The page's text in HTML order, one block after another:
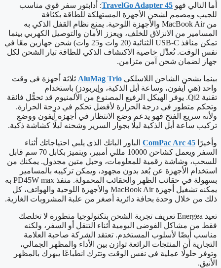
أما التالي فهو TravelGo Adapter 45: أدابتور سفر قوي مناسب
للجيب ومصمم لشحن الأجهزة المستهلكة للطاقة بكثافة
من MacBook Air والأجهزة اللوحية. يمنع نظام القفل الذكي به
المسامير من الانزلاق للخلف، ويعزز الأمان والتوصيل الكهربي بينما
تمكن منافذ USB-C الثنائية (20 وات و25 وات) شحن جهازين معًا في
نفس الوقت. تُعدِّل خاصية الاكتشاف الذكي للطاقة تيار الشحن لكل
جهاز لضمان شحن آمن متزامن.
بينما يشحن الشاحن اللاسلكي AluMag Trio ثلاثة أجهزة في وقت
واحد (هي آيفون، وساعة أبل الذكية، وإيربودز) باستخدام
تقنية Qi2. يوفر الهيكل الرفيع المصنوع من الألمنيوم قد تحمُّل فائقة
وتحكم متطور في درجة الحرارة لأفضل تحكم في درجة الحرارة.
ولأنه سريع الفتح فهو يدعم وضع الانتظار في أجهزة آيفون ووضع
تركيب ساعة أبل الذكية ليلًا بجوار السرير وشحنه ليلًا كشاشة ذكية.
وأخيرًا ComPac Arc 45 الباور البانك الذي يلبي احتياجاتك أثناء
السفر ويعمل كشاحن 10000 مللي أمبير، ويتميز بكابل 70 سم قابل
للسحب، وشاشة رقمية للمعلومات، وحبل متين مجدول. يمكنك من
استخدام الأجهزة عن بُعد بدون مجهود، ويمكن تركيبه بالمسامير
بسهولة في حقائب الظهر والحقائب المحمولة. منفذ PD45W max به
يمكنه تشغيل أجهزة MacBook Air والأجهزة اللوحية والهواتف، كل
ذلك من خلال وحدة بحافة دائرية أصغر من علبة المشروبات الغازية.
تعيد Energea تعريف تجربة الشحن بتكنولوجيا متطورة لا تخلصك
فقط من مشاكل الفوضى اليومية أثناء التنقل أو السفر، ولكنه
مناسب أيضًا لأسلوب المستخدم. تعتقد الشركة صاحبة العلامة
التجارية أن المنتجات الرائعة توازن بين الأداء والمظهر الجمالي،
وتوفر حلولًا عملية في نفس الوقت وتترك انطباعًا يبهرك بالمظهر
الأنيق.